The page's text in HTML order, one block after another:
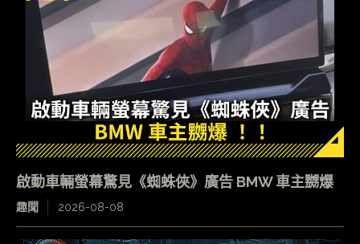
啟動車輛螢幕驚見《蜘蛛俠》廣告 BMW 車主嬲爆
趣聞 2026-08-08